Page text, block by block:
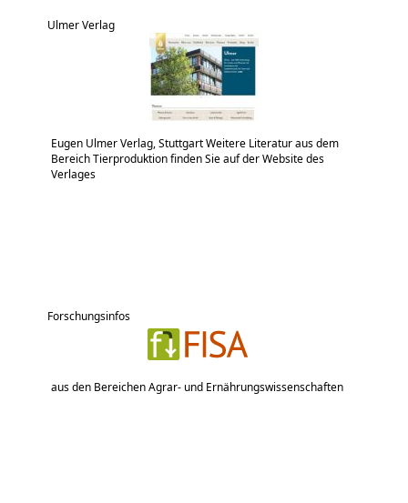
Ulmer Verlag
Eugen Ulmer Verlag, Stuttgart Weitere Literatur aus dem
Bereich Tierproduktion finden Sie auf der Website des
Verlages
Forschungsinfos
aus den Bereichen Agrar- und Ernährungswissenschaften